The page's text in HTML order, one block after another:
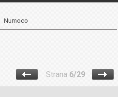
Numoco
Strana 6/29